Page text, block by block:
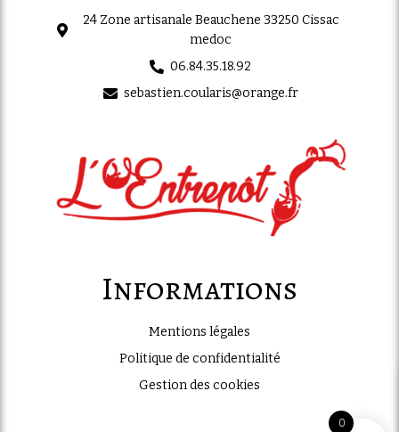
24 Zone artisanale Beauchene 33250 Cissac
medoc
06.84.35.18.92
sebastien.coularis@orange.fr
Informations
Mentions légales
Politique de confidentialité
Gestion des cookies
0